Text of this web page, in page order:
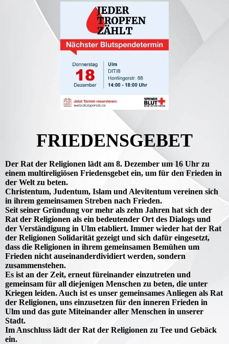
FRIEDENSGEBET
Der Rat der Religionen lädt am 8. Dezember um 16 Uhr zu
einem multireligiösen Friedensgebet ein, um für den Frieden in
der Welt zu beten.
Christentum, Judentum, Islam und Alevitentum vereinen sich
in ihrem gemeinsamen Streben nach Frieden.
Seit seiner Gründung vor mehr als zehn Jahren hat sich der
Rat der Religionen als ein bedeutender Ort des Dialogs und
der Verständigung in Ulm etabliert. Immer wieder hat der Rat
der Religionen Solidarität gezeigt und sich dafür eingesetzt,
dass die Religionen in ihrem gemeinsamen Bemühen um
Frieden nicht auseinanderdividiert werden, sondern
zusammenstehen.
Es ist an der Zeit, erneut füreinander einzutreten und
gemeinsam für all diejenigen Menschen zu beten, die unter
Kriegen leiden. Auch ist es unser gemeinsames Anliegen als Rat
der Religionen, uns einzusetzen für den inneren Frieden in
Ulm und das gute Miteinander aller Menschen in unserer
Stadt.
Im Anschluss lädt der Rat der Religionen zu Tee und Gebäck
ein.